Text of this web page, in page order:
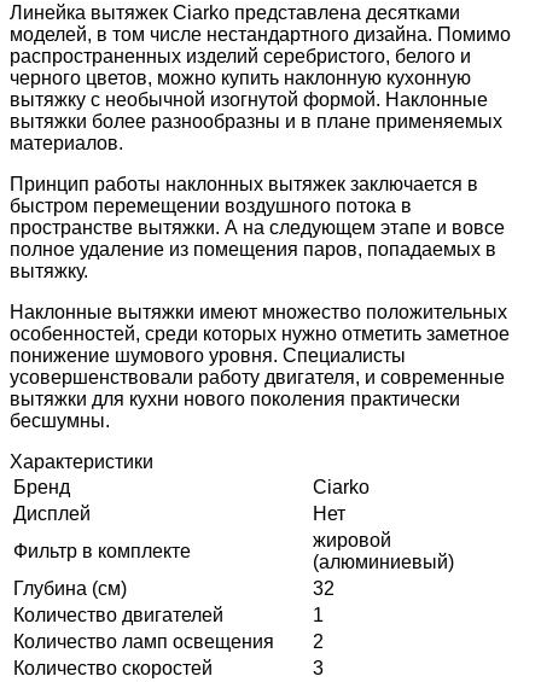
Линейка вытяжек Ciarko представлена десятками
моделей, в том числе нестандартного дизайна. Помимо
распространенных изделий серебристого, белого и
черного цветов, можно купить наклонную кухонную
вытяжку с необычной изогнутой формой. Наклонные
вытяжки более разнообразны и в плане применяемых
материалов.
Принцип работы наклонных вытяжек заключается в
быстром перемещении воздушного потока в
пространстве вытяжки. А на следующем этапе и вовсе
полное удаление из помещения паров, попадаемых в
вытяжку.
Наклонные вытяжки имеют множество положительных
особенностей, среди которых нужно отметить заметное
понижение шумового уровня. Специалисты
усовершенствовали работу двигателя, и современные
вытяжки для кухни нового поколения практически
бесшумны.
Характеристики
Бренд
Ciarko
Дисплей
Нет
Фильтр в комплекте
жировой
(алюминиевый)
Глубина (см)
32
Количество двигателей
1
Количество ламп освещения
2
Количество скоростей
3